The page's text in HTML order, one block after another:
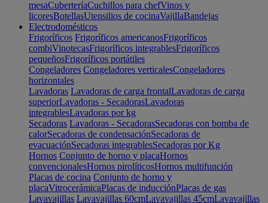
mesaCuberteríaCuchillos para chefVinos y
licoresBotellasUtensilios de cocinaVajillaBandejas
Electrodomésticos
Frigoríficos Frigoríficos americanosFrigoríficos
combiVinotecasFrigoríficos integrablesFrigoríficos
pequeñosFrigoríficos portátiles
Congeladores Congeladores verticalesCongeladores
horizontales
Lavadoras Lavadoras de carga frontalLavadoras de carga
superiorLavadoras - SecadorasLavadoras
integrablesLavadoras por kg
Secadoras Lavadoras - SecadorasSecadoras con bomba de
calorSecadoras de condensaciónSecadoras de
evacuaciónSecadoras integrablesSecadoras por Kg
Hornos Conjunto de horno y placaHornos
convencionalesHornos pirolíticosHornos multifunción
Placas de cocina Conjunto de horno y
placaVitrocerámicaPlacas de inducciónPlacas de gas
Lavavajillas Lavavajillas 60cmLavavajillas 45cmLavavajillas